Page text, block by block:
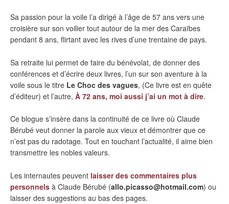
Sa passion pour la voile l’a dirigé à l’âge de 57 ans vers une
croisière sur son voilier tout autour de la mer des Caraïbes
pendant 8 ans, flirtant avec les rives d’une trentaine de pays.
Sa retraite lui permet de faire du bénévolat, de donner des
conférences et d’écrire deux livres, l’un sur son aventure à la
voile sous le titre Le Choc des vagues, (Ce livre est en quête
d’éditeur) et l’autre, À 72 ans, moi aussi j’ai un mot à dire.
Ce blogue s’insère dans la continuité de ce livre où Claude
Bérubé veut donner la parole aux vieux et démontrer que ce
n’est pas du radotage. Tout en touchant l’actualité, il aime bien
transmettre les nobles valeurs.
Les internautes peuvent laisser des commentaires plus
personnels à Claude Bérubé (allo.picasso@hotmail.com) ou
laisser des suggestions au bas des pages.